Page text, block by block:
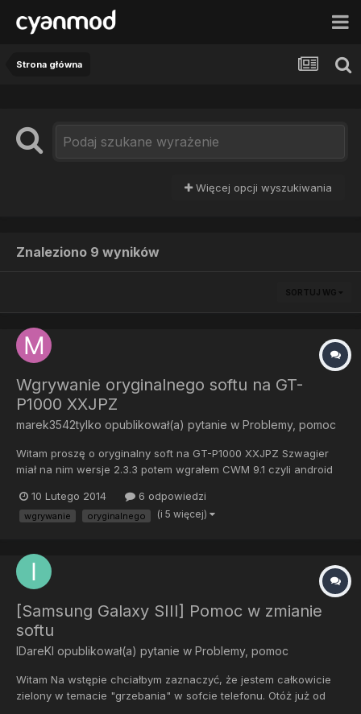
Strona główna
Więcej opcji wyszukiwania
Znaleziono 9 wyników
SORTUJ WG
Wgrywanie oryginalnego softu na GT-
P1000 XXJPZ
marek3542tylko opublikował(a) pytanie w Problemy, pomoc
Witam proszę o oryginalny soft na GT-P1000 XXJPZ Szwagier
miał na nim wersje 2.3.3 potem wgrałem CWM 9.1 czyli android
oraz nie podpasywał szwagrowi wgrałem plikiem jednoplikowym
odin 1.83 ale podczas uruchomienia jest tylko log...
10 Lutego 2014 6 odpowiedzi
wgrywanie oryginalnego (i 5 więcej)
[Samsung Galaxy SIII] Pomoc w zmianie
softu
IDareKI opublikował(a) pytanie w Problemy, pomoc
Witam Na wstępie chciałbym zaznaczyć, że jestem całkowicie
zielony w temacie "grzebania" w sofcie telefonu. Otóż już od